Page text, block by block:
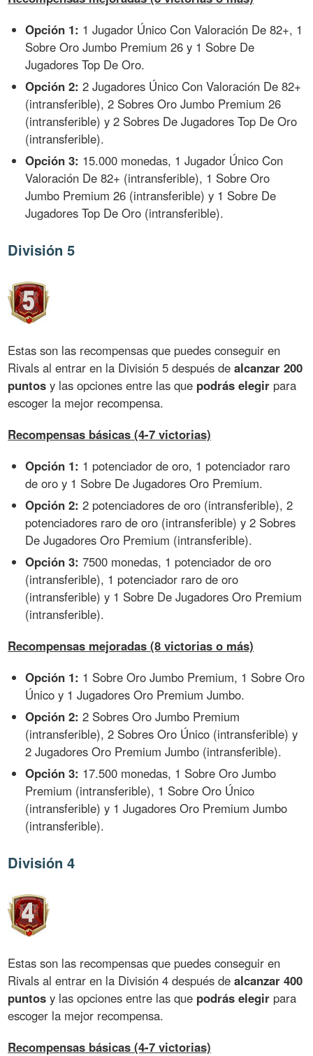
Opción 1: 1 Jugador Único Con Valoración De 82+, 1
Sobre Oro Jumbo Premium 26 y 1 Sobre De
Jugadores Top De Oro.
Opción 2: 2 Jugadores Único Con Valoración De 82+
(intransferible), 2 Sobres Oro Jumbo Premium 26
(intransferible) y 2 Sobres De Jugadores Top De Oro
(intransferible).
Opción 3: 15.000 monedas, 1 Jugador Único Con
Valoración De 82+ (intransferible), 1 Sobre Oro
Jumbo Premium 26 (intransferible) y 1 Sobre De
Jugadores Top De Oro (intransferible).
División 5
Estas son las recompensas que puedes conseguir en
Rivals al entrar en la División 5 después dealcanzar 200
puntos y las opciones entre las que podrás elegir para
escoger la mejor recompensa.
Recompensas básicas (4-7 victorias)
Opción 1: 1 potenciador de oro, 1 potenciador raro
de oro y 1 Sobre De Jugadores Oro Premium.
Opción 2: 2 potenciadores de oro (intransferible), 2
potenciadores raro de oro (intransferible) y 2 Sobres
De Jugadores Oro Premium (intransferible).
Opción 3: 7500 monedas, 1 potenciador de oro
(intransferible), 1 potenciador raro de oro
(intransferible) y 1 Sobre De Jugadores Oro Premium
(intransferible).
Recompensas mejoradas (8 victorias o más)
Opción 1: 1 Sobre Oro Jumbo Premium, 1 Sobre Oro
Único y 1 Jugadores Oro Premium Jumbo.
Opción 2: 2 Sobres Oro Jumbo Premium
(intransferible), 2 Sobres Oro Único (intransferible) y
2 Jugadores Oro Premium Jumbo (intransferible).
Opción 3: 17.500 monedas, 1 Sobre Oro Jumbo
Premium (intransferible), 1 Sobre Oro Único
(intransferible) y 1 Jugadores Oro Premium Jumbo
(intransferible).
División 4
Estas son las recompensas que puedes conseguir en
Rivals al entrar en la División 4 después dealcanzar 400
puntos y las opciones entre las que podrás elegir para
escoger la mejor recompensa.
Recompensas básicas (4-7 victorias)